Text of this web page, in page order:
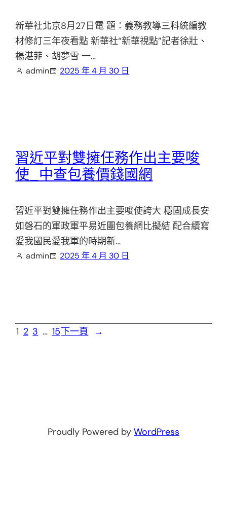
新華社北京8月27日電 題：義務教導三科統編教
材修訂三年夜看點 新華社“新華視點”記者徐壯、
楊湛菲、胡夢雪 一…
admin 2025 年 4 月 30 日
習近平對雙擁任務作出主要唆
使_中查包養價錢國網
習近平對雙擁任務作出主要唆使誇大 穩固成長安
如磐石的軍政軍平易近團包養網比擬結 配合續寫
愛我國民愛我軍的時期新…
admin 2025 年 4 月 30 日
1 2 3 … 15下一頁 →
Proudly Powered by WordPress